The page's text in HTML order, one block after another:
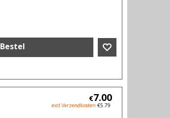
Bestel
€7.00
excl Verzendkosten €5.79